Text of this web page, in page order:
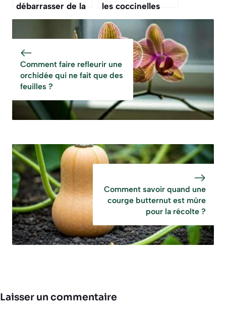
débarrasser de la
mousse dans la
les coccinelles
dans son jardin
pour lutter contre
les pucerons ?
Comment faire refleurir une
orchidée qui ne fait que des
feuilles ?
Comment savoir quand une
courge butternut est mûre
pour la récolte ?
Laisser un commentaire